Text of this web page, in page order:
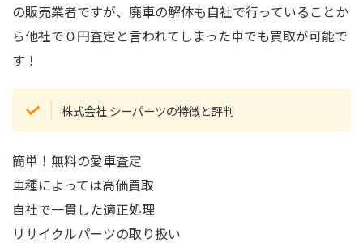
の販売業者ですが、廃車の解体も自社で行っていることか
ら他社で０円査定と言われてしまった車でも買取が可能で
す！
株式会社 シーパーツの特徴と評判
簡単！無料の愛車査定
車種によっては高価買取
自社で一貫した適正処理
リサイクルパーツの取り扱い